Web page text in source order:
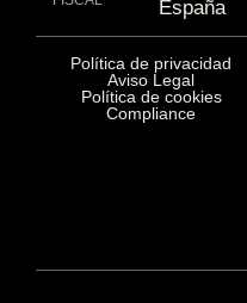
España
Política de privacidad​
Aviso Legal​
Política de cookies​
Compliance​